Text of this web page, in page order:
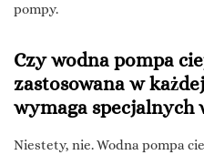
pompy.
Czy wodna pompa
zastosowana w
wymaga specjalnych
Niestety, nie. Wodna pompa